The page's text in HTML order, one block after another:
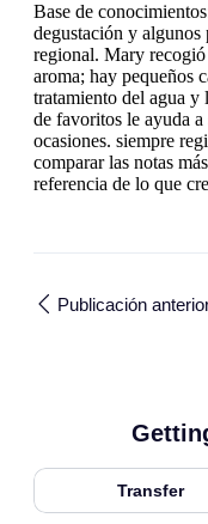
Base de
degustación y algunos
regional. Mary
aroma; hay pequeños
tratamiento del agua y
de favoritos le ayuda a
ocasiones. siempre
comparar las notas
referencia de lo que
Publicación
Transfer